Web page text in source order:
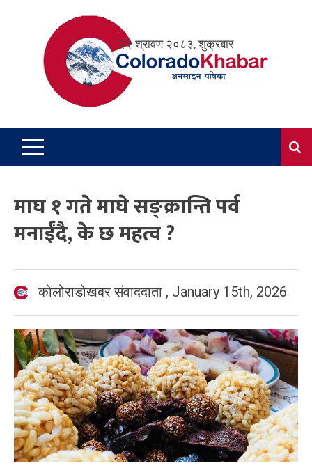
२२ श्रावण २०८३, शुक्रबार
माघ १ गते माघे सङ्क्रान्ति पर्व
मनाईंदै, के छ महत्व ?
कोलोराडोखबर संवाददाता , January 15th, 2026